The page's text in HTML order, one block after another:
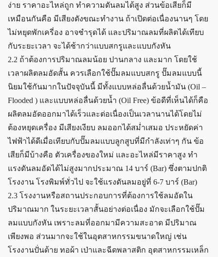
ง่าย ราคาอะไหล่ถูก ทำความดันลมได้สูง ส่วนข้อเสียก็มี
เหมือนกันคือ มีเสียงดังขณะทำงาน ถ้าเปิดต่อเนื่องนานๆ โดย
ไม่หยุดพักเครี่อง อาจชำรุดได้ และปริมาณลมที่ผลิตได้เทียบ
กับระยะเวลา จะได้ช้ากว่าแบบสกรูและแบบกังหัน
2.2 ถ้าต้องการปริมาณลมน้อย ปานกลาง และมาก โดยใช้
เวลาผลิตลมอัดสั้น ควรเลือกใช้ปั๊มลมแบบสกรู ปั๊มลมแบบนี้
นิยมใช้กันมากในปัจจุบันนี้ มีทั้งแบบหล่อลื่นด้วยน้ำมัน (Oil –
Flooded ) และแบบหล่อลื่นด้วยน้ำ (Oil Free) ข้อดีที่เห็นได้ก็คือ
ผลิตลมอัดออกมาได้เร็วและต่อเนื่องเป็นเวลานานได้โดยไม่
ต้องหยุดเครื่อง มีเสียงเงียบ ลมออกได้สม่ำเสมอ ประหยัดค่า
ไฟฟ้าได้ดีเมื่อเทียบกับปั๊มลมแบบลูกสูบที่มีกำลังเท่าๆ กัน ข้อ
เสียก็มีบ้างคือ ตัวเครื่องของใหม่ และอะไหล่มีราคาสูง ทำ
แรงดันลมอัดได้ไม่สูงมากประมาณ 14 บาร์ (Bar) ซึ่งตามปกติ
โรงงาน โรงพิมพ์ทั่วไป จะใช้แรงดันลมอยู่ที่ 6-7 บาร์ (Bar)
2.3 โรงงานหรือสถานประกอบการที่ต้องการใช้ลมอัดใน
ปริมาณมาก ในระยะเวลาสั้นอย่างต่อเนื่อง มักจะเลือกใช้ปั๊ม
ลมแบบกังหัน เพราะลมที่ออกมามีความสะอาด มีปริมาณ
เพียงพอ ส่วนมากจะใช้ในอุตสาหกรรมขนาดใหญ่ เช่น
โรงงานปั่นด้าย ทอผ้า เป่าและฉีดพลาสติก อุตสาหกรรมเหล็ก